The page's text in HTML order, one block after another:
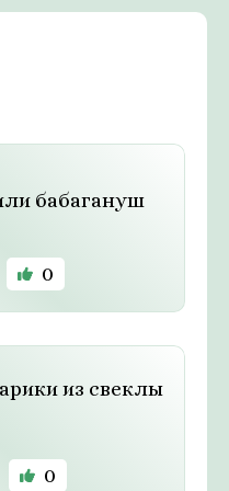
бабагануш
0
из свеклы
0